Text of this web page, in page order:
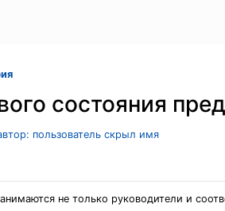
состояния
пользователь скрыл имя
не только руководители и